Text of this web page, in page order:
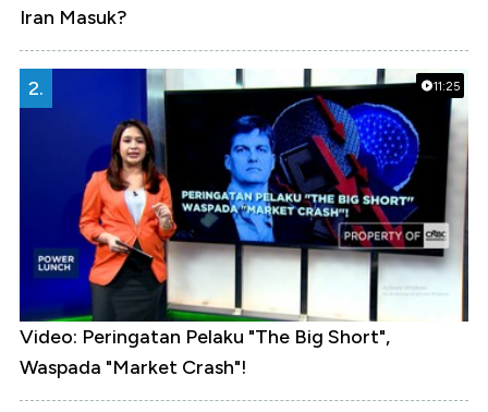
Iran Masuk?
11:25
2.
Video: Peringatan Pelaku "The Big Short",
Waspada "Market Crash"!